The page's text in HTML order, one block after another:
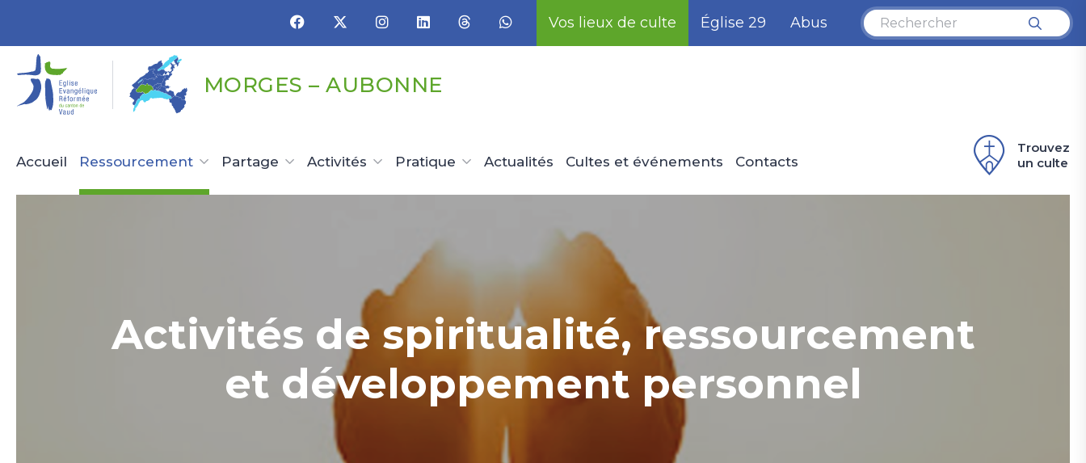
Vos lieux de culte Église 29 Abus
MORGES – AUBONNE
Accueil Ressourcement Partage Activités Pratique Actualités Cultes et événements Contacts
Trouvez
un culte
Activités de spiritualité, ressourcement
et développement personnel